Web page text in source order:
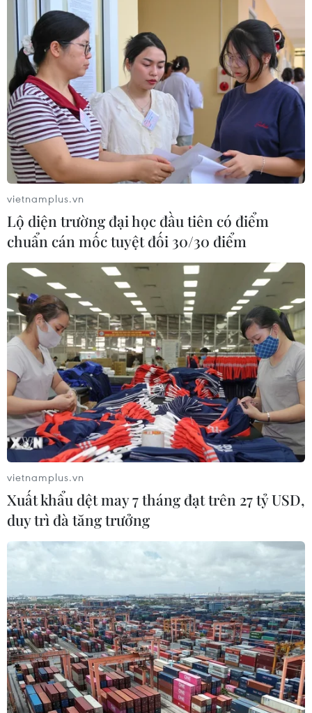
vietnamplus.vn
Lộ diện trường đại học đầu tiên có điểm
chuẩn cán mốc tuyệt đối 30/30 điểm
vietnamplus.vn
Xuất khẩu dệt may 7 tháng đạt trên 27 tỷ USD,
duy trì đà tăng trưởng